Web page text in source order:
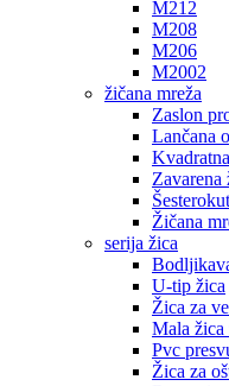
M212
M208
M206
M2002
žičana mreža
Zaslon
Lančana
Zavarena
Žičana
serija žica
U-tip žica
Žica za
Mala žica
Pvc
Žica za